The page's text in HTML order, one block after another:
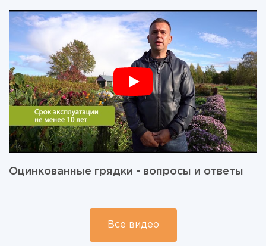
Оцинкованные грядки - вопросы и ответы
Все видео